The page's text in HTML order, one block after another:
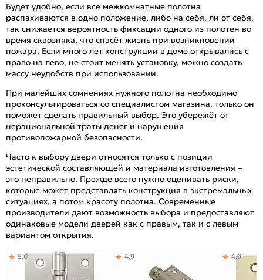
Будет удобно, если все межкомнатные полотна
распахиваются в одно положение, либо на себя, ли от себя,
так снижается вероятность фиксации одного из полотен во
время сквозняка, что спасёт жизнь при возникновении
пожара. Если много лет конструкции в доме открывались с
право на лево, не стоит менять установку, можно создать
массу неудобств при использовании.
При малейших сомнениях нужного полотна необходимо
проконсультироваться со специалистом магазина, только он
поможет сделать правильный выбор. Это убережёт от
нерациональной траты денег и нарушения
противопожарной безопасности.
Часто к выбору двери относятся только с позиции
эстетической составляющей и материала изготовления –
это неправильно. Прежде всего нужно оценивать риски,
которые может представлять конструкция в экстремальных
ситуациях, а потом красоту полотна. Современные
производители дают возможность выбора и предоставляют
одинаковые модели дверей как с правым, так и с левым
вариантом открытия.
5,0 4,9 4,9